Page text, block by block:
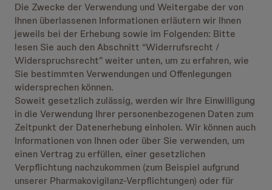
Die Zwecke der Verwendung und Weitergabe der von
Ihnen überlassenen Informationen erläutern wir Ihnen
jeweils bei der Erhebung sowie im Folgenden: Bitte
lesen Sie auch den Abschnitt “Widerrufsrecht /
Widerspruchsrecht” weiter unten, um zu erfahren, wie
Sie bestimmten Verwendungen und Offenlegungen
widersprechen können.
Soweit gesetzlich zulässig, werden wir Ihre Einwilligung
in die Verwendung Ihrer personenbezogenen Daten zum
Zeitpunkt der Datenerhebung einholen. Wir können auch
Informationen von Ihnen oder über Sie verwenden, um
einen Vertrag zu erfüllen, einer gesetzlichen
Verpflichtung nachzukommen (zum Beispiel aufgrund
unserer Pharmakovigilanz-Verpflichtungen) oder für